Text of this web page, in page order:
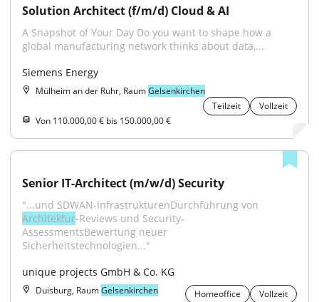
Solution Architect (f/m/d) Cloud & AI
A Snapshot of Your Day Do you want to shape how a
global manufacturing network thinks about data,...
Siemens Energy
Mülheim an der Ruhr, RaumGelsenkirchen
Teilzeit
Vollzeit
Von 110.000,00 € bis 150.000,00 €
Senior IT-Architect (m/w/d) Security
Architektur-Reviews und Security-
AssessmentsBewertung neuer
Sicherheitstechnologien..."
unique projects GmbH & Co. KG
Duisburg, RaumGelsenkirchen Homeoffice
Vollzeit